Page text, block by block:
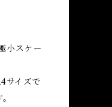
小スケー
サイズで